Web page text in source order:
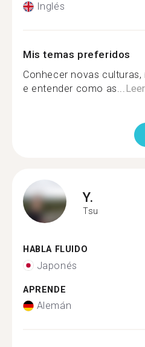
Inglés
Mis temas preferidos
Conhecer novas
e entender como as...
Y.
Tsu
HABLA FLUIDO
Japonés
APRENDE
Alemán